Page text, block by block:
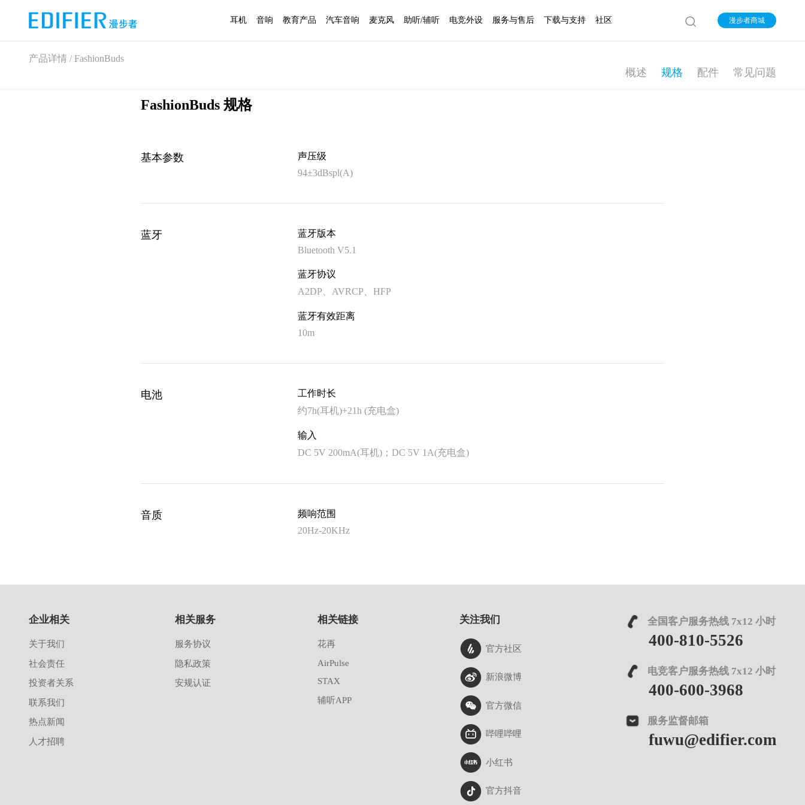
耳机 音响 教育产品 汽车音响 麦克风 助听/辅听 电竞外设 服务与售后 下载与支持 社区 漫步者商城
产品详情 / FashionBuds
概述 规格 配件 常见问题
FashionBuds 规格
基本参数
声压级
94±3dBspl(A)
蓝牙
蓝牙版本
Bluetooth V5.1
蓝牙协议
A2DP、AVRCP、HFP
蓝牙有效距离
10m
电池
工作时长
约7h(耳机)+21h (充电盒)
输入
DC 5V 200mA(耳机)；DC 5V 1A(充电盒)
音质
频响范围
20Hz-20KHz
企业相关
关于我们
社会责任
投资者关系
联系我们
热点新闻
人才招聘
相关服务
服务协议
隐私政策
安规认证
相关链接
花再
AirPulse
STAX
辅听APP
关注我们
官方社区
新浪微博
官方微信
哔哩哔哩
小红书
官方抖音
全国客户服务热线 7x12 小时
400-810-5526
电竞客户服务热线 7x12 小时
400-600-3968
服务监督邮箱
fuwu@edifier.com